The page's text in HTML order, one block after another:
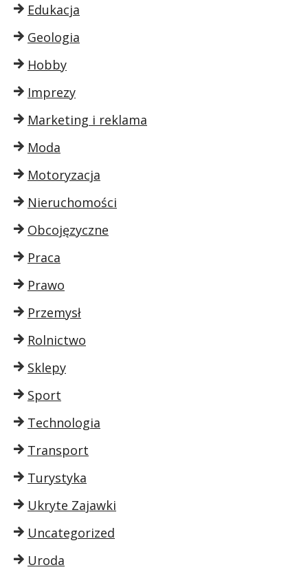
Edukacja
Geologia
Hobby
Imprezy
Marketing i reklama
Moda
Motoryzacja
Nieruchomości
Obcojęzyczne
Praca
Prawo
Przemysł
Rolnictwo
Sklepy
Sport
Technologia
Transport
Turystyka
Ukryte Zajawki
Uncategorized
Uroda